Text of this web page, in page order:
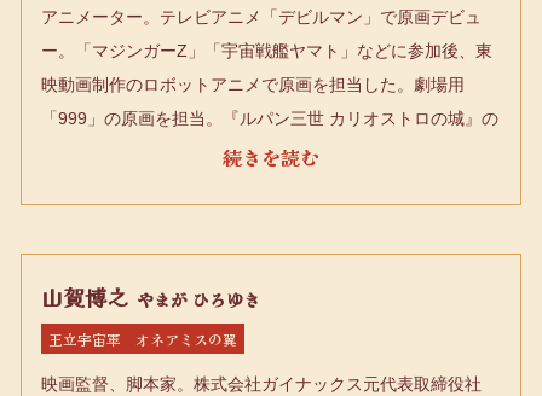
ュースし、次作『サマーウォーズ』も担当する。片渕須直監
督作品『この世界の片隅に』に企画として立ち上げから携わ
った。現在はMAPPA会長、スタジオM2会長を務める。
アニメーター。テレビアニメ「デビルマン」で原画デビュ
ー。「マジンガーZ」「宇宙戦艦ヤマト」などに参加後、東
映動画制作のロボットアニメで原画を担当した。劇場用
「999」の原画を担当。『ルパン三世 カリオストロの城』の
カーチェイスを手掛けた。1980年にテレコム・アニメーシ
んだ。2015年、ルパン三世TVシリーズ「part4」の総監督を
担当。
山賀博之 やまが ひろゆき
王立宇宙軍 オネアミスの翼
映画監督、脚本家。株式会社ガイナックス元代表取締役社